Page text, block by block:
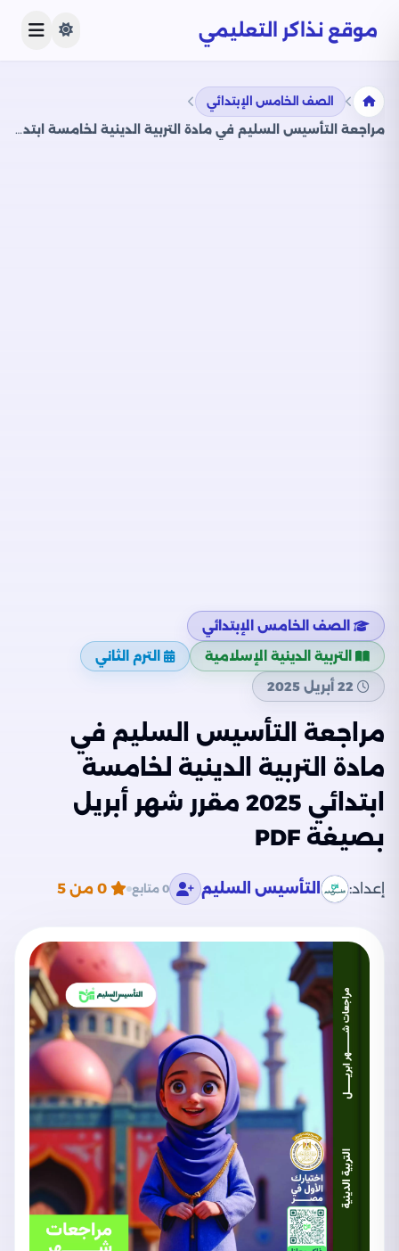
موقع نذاكر التعليمي
الصف الخامس الإبتدائي
مراجعة التأسيس السليم في مادة التربية الدينية لخامسة ابتدائي 2025 مقرر شهر أبريل بصيغة PDF
الصف الخامس الإبتدائي
التربية الدينية الإسلامية
الترم الثاني
22 أبريل 2025
مراجعة التأسيس السليم في
مادة التربية الدينية لخامسة
ابتدائي 2025 مقرر شهر أبريل
بصيغة PDF
إعداد: التأسيس السليم 0 متابع 0 من 5